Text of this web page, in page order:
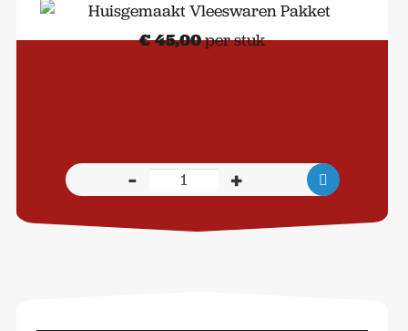
€ 45,00per stuk
-
Huisgemaakt
Vleeswaren
Pakket
+